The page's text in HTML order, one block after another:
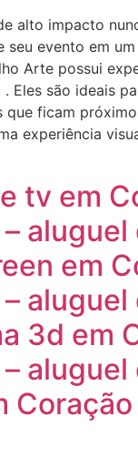
alto impacto
seu evento em
Arte possui
. Eles são ideais
que ficam
experiência
tv em
em
aluguel
3d em
aluguel